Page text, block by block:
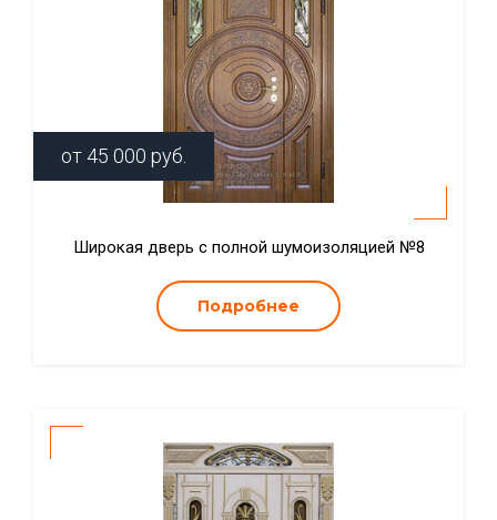
от 45 000 руб.
Широкая дверь с полной шумоизоляцией №8
Подробнее